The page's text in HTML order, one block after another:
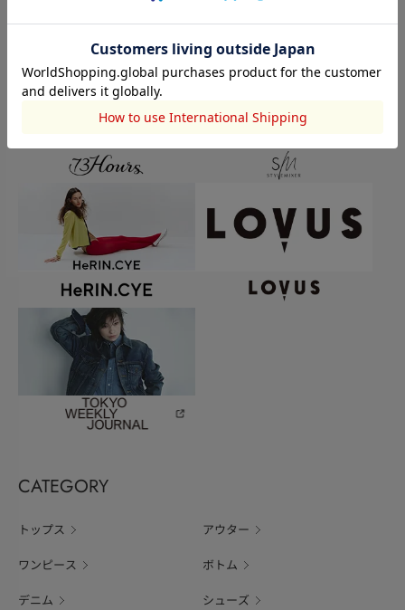
CATEGORY
トップス アウター
ワンピース ボトム
デニム シューズ